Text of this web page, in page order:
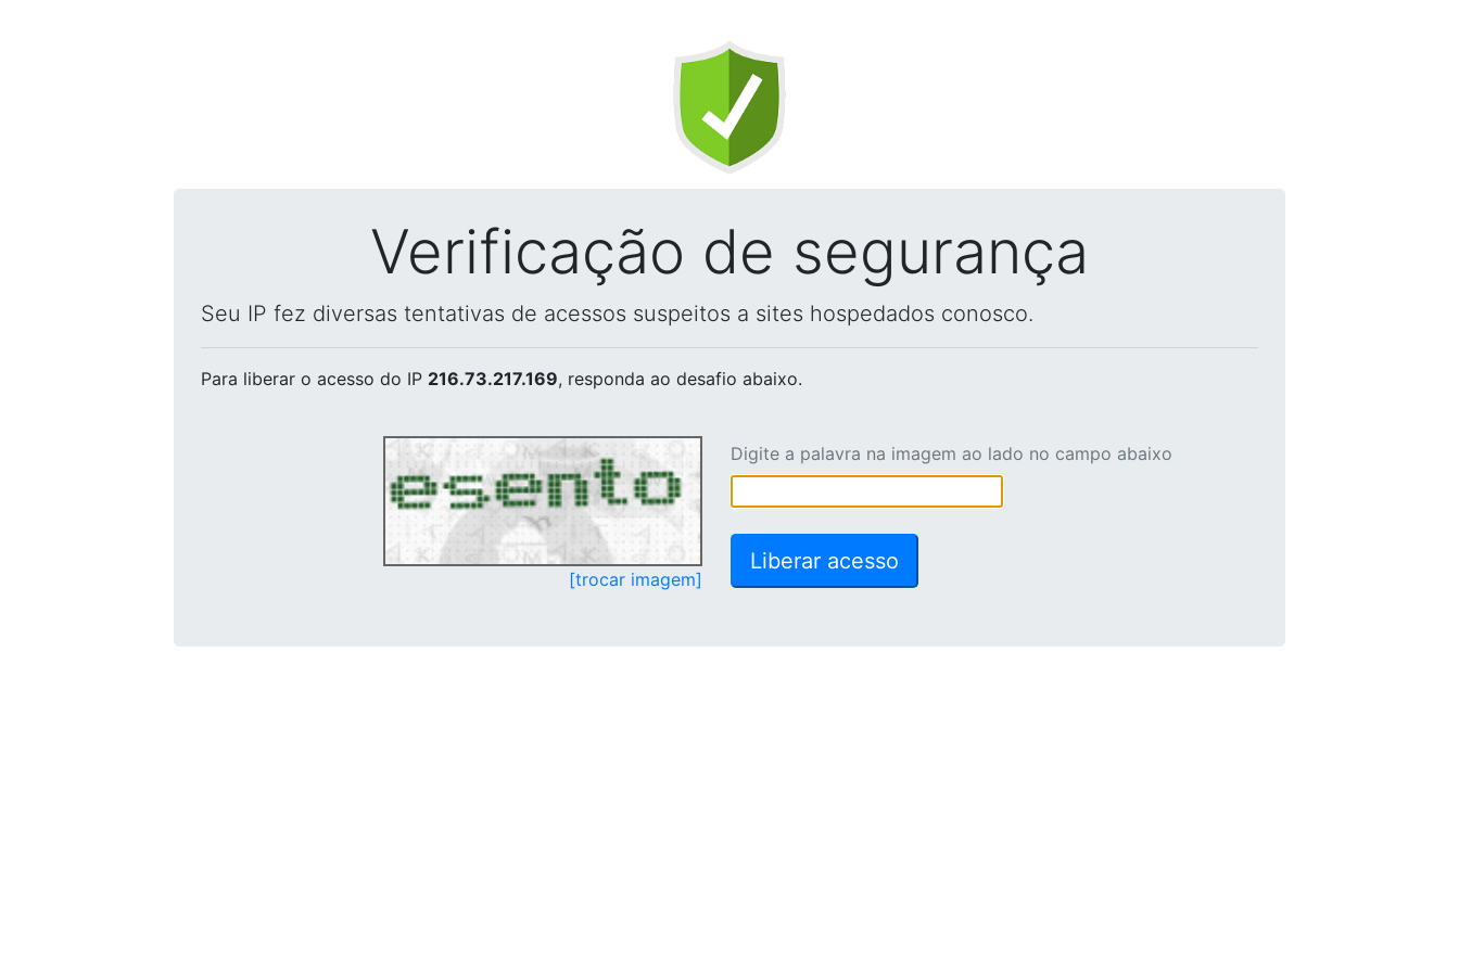
Verificação de segurança
Seu IP fez diversas tentativas de acessos suspeitos a sites hospedados conosco.
Para liberar o acesso do IP 216.73.217.169, responda ao desafio abaixo.
[trocar imagem]
Digite a palavra na imagem ao lado no campo abaixo